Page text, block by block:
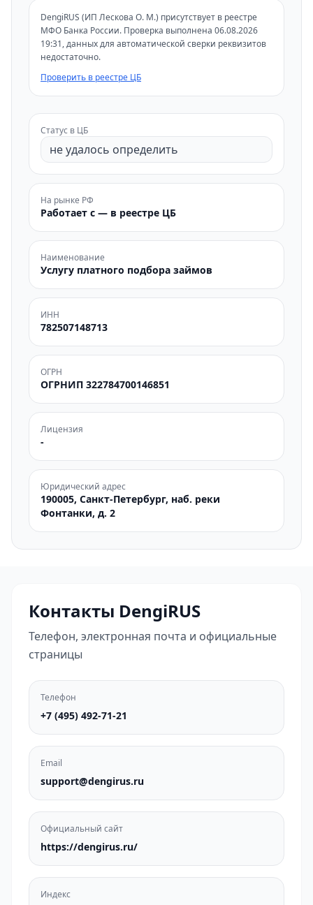
DengiRUS (ИП Лескова О. М.) присутствует в реестре
МФО Банка России. Проверка выполнена 06.08.2026
19:31, данных для автоматической сверки реквизитов
недостаточно.
Проверить в реестре ЦБ
Статус в ЦБ
не удалось определить
На рынке РФ
Работает с — в реестре ЦБ
Наименование
Услугу платного подбора займов
ИНН
782507148713
ОГРН
ОГРНИП 322784700146851
Лицензия
-
Юридический адрес
190005, Санкт-Петербург, наб. реки
Фонтанки, д. 2
Контакты DengiRUS
Телефон, электронная почта и официальные
страницы
Телефон
+7 (495) 492-71-21
Email
support@dengirus.ru
Официальный сайт
https://dengirus.ru/
Индекс